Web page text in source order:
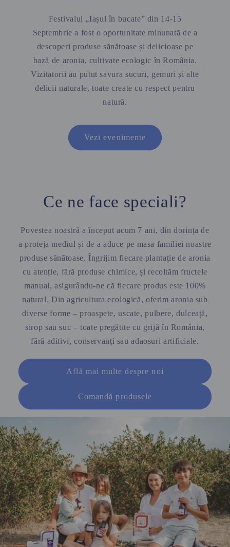
Festivalul „Iașul în bucate” din 14-15
Septembrie a fost o oportunitate minunată de a
descoperi produse sănătoase și delicioase pe
bază de aronia, cultivate ecologic în România.
Vizitatorii au putut savura sucuri, gemuri și alte
delicii naturale, toate create cu respect pentru
natură.
Vezi evenimente
Ce ne face speciali?
Povestea noastră a început acum 7 ani, din dorința de
a proteja mediul și de a aduce pe masa familiei noastre
produse sănătoase. Îngrijim fiecare plantație de aronia
cu atenție, fără produse chimice, și recoltăm fructele
manual, asigurându-ne că fiecare produs este 100%
natural. Din agricultura ecologică, oferim aronia sub
diverse forme – proaspete, uscate, pulbere, dulceață,
sirop sau suc – toate pregătite cu grijă în România,
fără aditivi, conservanți sau adaosuri artificiale.
Află mai multe despre noi
Comandă produsele